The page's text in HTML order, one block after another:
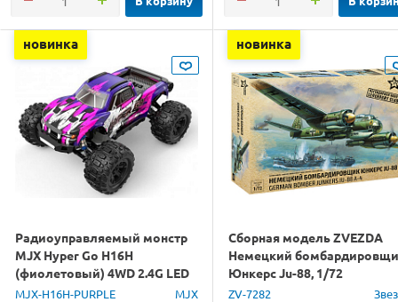
новинка
Радиоуправляемый монстр
MJX Hyper Go H16H
(фиолетовый) 4WD 2.4G LED
GPS 1/16 RTR
MJX-H16H-PURPLE MJX
новинка
Сборная модель ZVEZDA
Немецкий
Юнкерс Ju-88, 1/72
ZV-7282